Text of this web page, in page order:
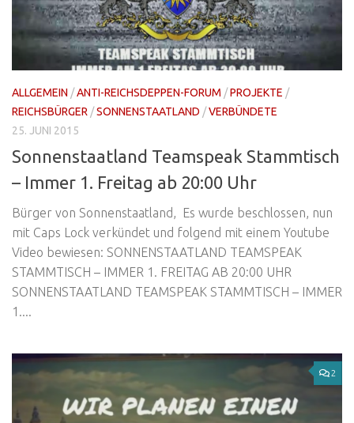
ALLGEMEIN /ANTI-REICHSDEPPEN-FORUM /PROJEKTE /
REICHSBÜRGER /SONNENSTAATLAND /VERBÜNDETE
25. JUNI 2015
Sonnenstaatland Teamspeak Stammtisch
– Immer 1. Freitag ab 20:00 Uhr
Bürger von Sonnenstaatland, Es wurde beschlossen, nun
mit Caps Lock verkündet und folgend mit einem Youtube
Video bewiesen: SONNENSTAATLAND TEAMSPEAK
STAMMTISCH – IMMER 1. FREITAG AB 20:00 UHR
SONNENSTAATLAND TEAMSPEAK STAMMTISCH – IMMER
1....
2